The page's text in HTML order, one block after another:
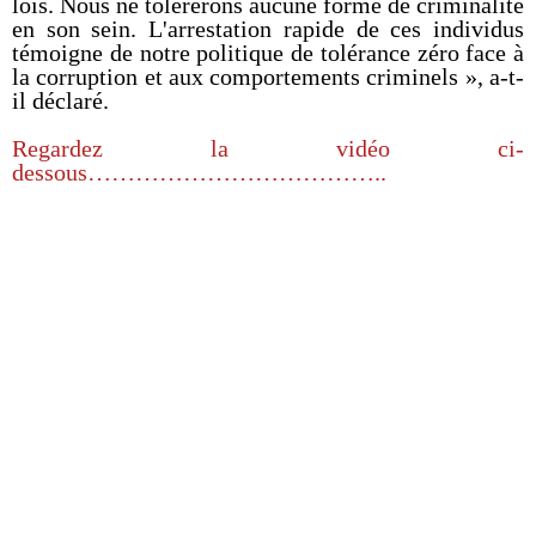
en son sein. L'arrestation rapide de ces individus
témoigne de notre politique de tolérance zéro face à
la corruption et aux comportements criminels », a-t-
il déclaré.
Regardez la vidéo ci-
dessous………………………………..